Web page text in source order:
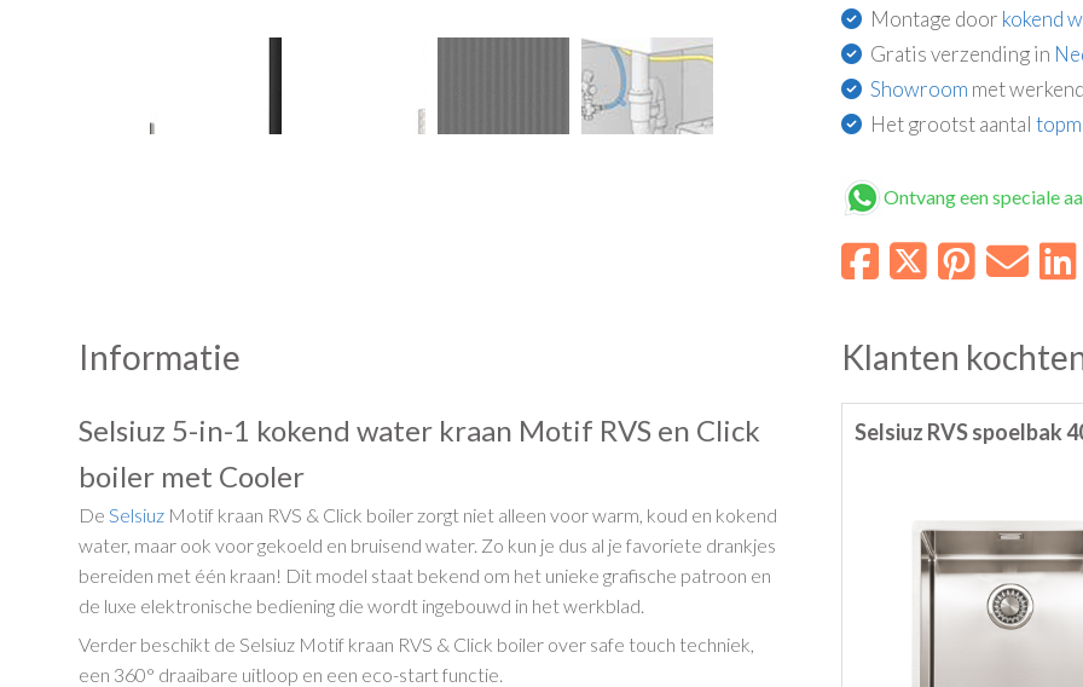
Montage door kokend
Gratis verzending in
Showroom met
Het grootst aantal
Ontvang een speciale
Informatie
Selsiuz 5-in-1 kokend water kraan Motif RVS en Click
boiler met Cooler
DeSelsiuz Motif kraan RVS & Click boiler zorgt niet alleen voor warm, koud en kokend
water, maar ook voor gekoeld en bruisend water. Zo kun je dus al je favoriete drankjes
bereiden met één kraan! Dit model staat bekend om het unieke grafische patroon en
de luxe elektronische bediening die wordt ingebouwd in het werkblad.
Verder beschikt de Selsiuz Motif kraan RVS & Click boiler over safe touch techniek,
een 360° draaibare uitloop en een eco-start functie.
Klanten
Selsiuz RVS spoelbak